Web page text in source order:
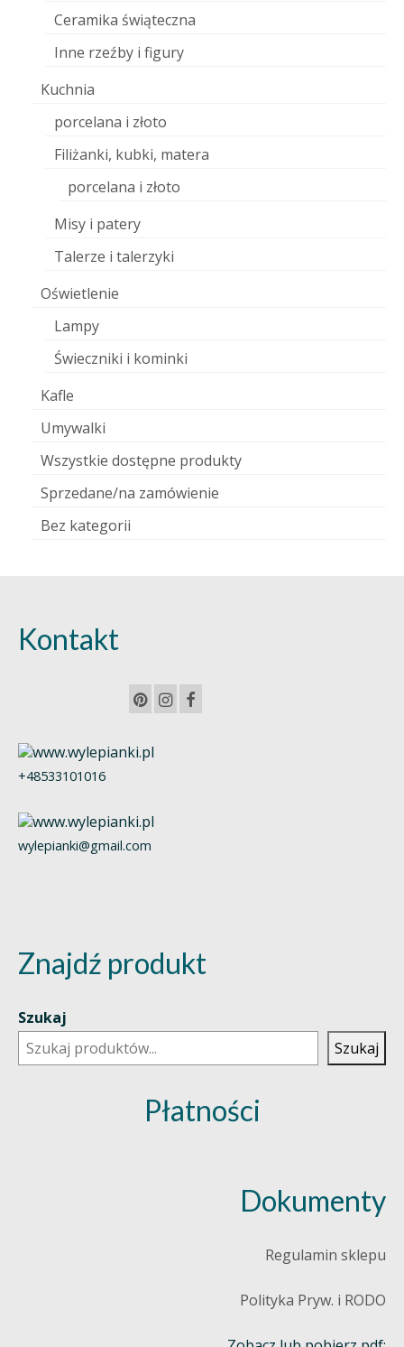
Ceramika świąteczna
Inne rzeźby i figury
Kuchnia
porcelana i złoto
Filiżanki, kubki, matera
porcelana i złoto
Misy i patery
Talerze i talerzyki
Oświetlenie
Lampy
Świeczniki i kominki
Kafle
Umywalki
Wszystkie dostępne produkty
Sprzedane/na zamówienie
Bez kategorii
Kontakt
+48533101016
wylepianki@gmail.com
Znajdź produkt
Szukaj
Szukaj
Płatności
Dokumenty
Regulamin sklepu
Polityka Pryw. i RODO